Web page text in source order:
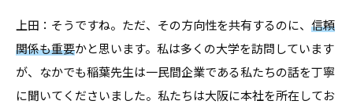
上田：そうですね。ただ、その方向性を共有するのに、 信頼
関係も重要かと思います。私は多くの大学を訪問しています
が、なかでも稲葉先生は一民間企業である私たちの話を丁寧
に聞いてくださいました。私たちは大阪に本社を所在してお